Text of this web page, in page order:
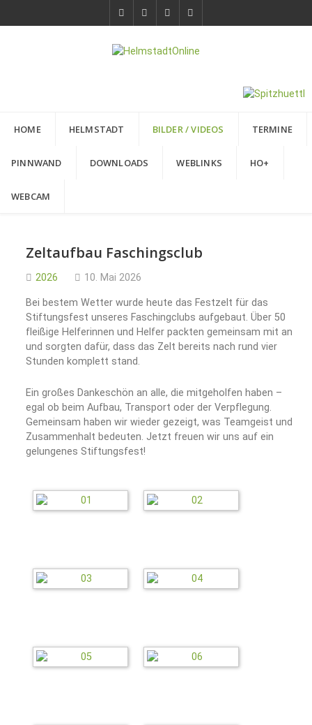
HOME HELMSTADT BILDER / VIDEOS TERMINE
PINNWAND DOWNLOADS WEBLINKS HO+
WEBCAM
Zeltaufbau Faschingsclub
2026 10. Mai 2026
Bei bestem Wetter wurde heute das Festzelt für das
Stiftungsfest unseres Faschingclubs aufgebaut. Über 50
fleißige Helferinnen und Helfer packten gemeinsam mit an
und sorgten dafür, dass das Zelt bereits nach rund vier
Stunden komplett stand.
Ein großes Dankeschön an alle, die mitgeholfen haben –
egal ob beim Aufbau, Transport oder der Verpflegung.
Gemeinsam haben wir wieder gezeigt, was Teamgeist und
Zusammenhalt bedeuten. Jetzt freuen wir uns auf ein
gelungenes Stiftungsfest!